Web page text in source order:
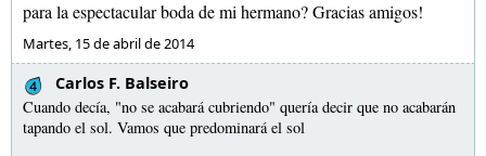
para la espectacular boda de mi hermano? Gracias amigos!
Martes, 15 de abril de 2014
Carlos F. Balseiro
Cuando decía, "no se acabará cubriendo" quería decir que no acabarán
tapando el sol. Vamos que predominará el sol